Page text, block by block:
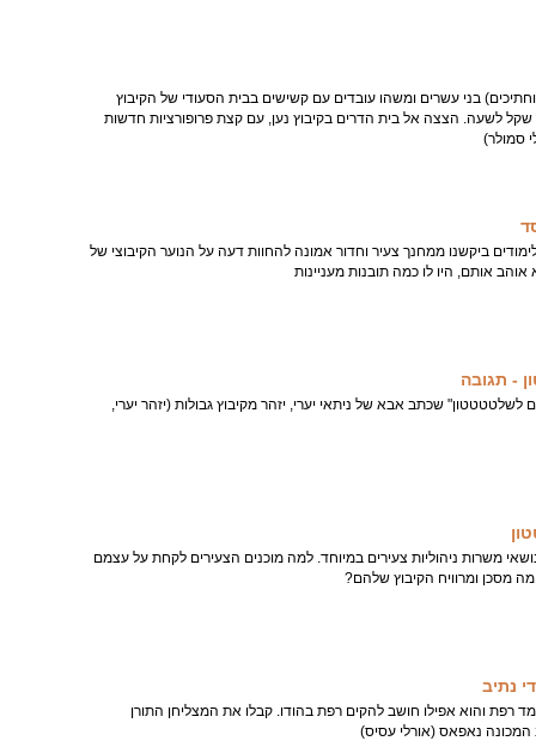
בני עשרים ומשהו עובדים עם קשישים בבית הסעודי של הקיבוץ
תמורת משכורת של 22 שקל לשעה. הצצה אל בית הדרים בקיבוץ נען, עם קצת פרופורציות חדשות
סמולר)
ביקשנו ממחנך צעיר וחדור אמונה להחוות דעה על הנוער הקיבוצי של
אותם, היו לו כמה תובנות מעניינות
- תגובה
שכתב אבא של ניתאי יערי, יזהר מקיבוץ גבולות (יזהר יערי,
משרות ניהוליות צעירים במיוחד. למה מוכנים הצעירים לקחת על עצמם
מסכן ומרוויח הקיבוץ שלהם?
נתיב
רפת והוא אפילו חושב להקים רפת בהודו. קבלו את המצליחן התורן
המכונה נאפאס (אורלי עסיס)